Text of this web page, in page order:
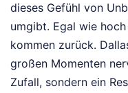
dieses Gefühl von
umgibt. Egal wie
kommen zurück.
großen Momenten
Zufall, sondern ein